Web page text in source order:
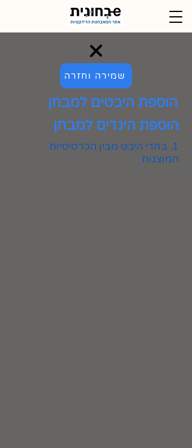
שמירה וחזרה
הוספת היבטים למבחן
הוספת היגדים למבחן
1. בחרי היבט מבין הכרטיסיות
המוצגות